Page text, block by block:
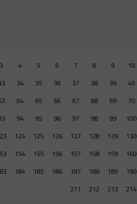
3 4 5 6 7 8 9 10
34 35 36 37 38 39 40
64 65 66 67 68 69 70
94 95 96 97 98 99 100
124 125 126 127 128 129 130
154 155 156 157 158 159 160
184 185 186 187 188 189 190
211
212 213 214